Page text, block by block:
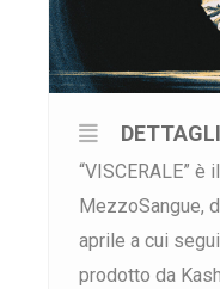
“VISCERALE” è
MezzoSangue,
aprile a cui
prodotto da